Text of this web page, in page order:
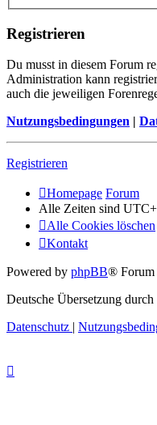
Registrieren
Du musst in diesem Forum
Administration kann
auch die jeweiligen
Nutzungsbedingungen |
Registrieren
Homepage Forum
Alle Zeiten sind
Alle Cookies löschen
Kontakt
Powered by phpBB® Forum
Deutsche Übersetzung durch
Datenschutz |